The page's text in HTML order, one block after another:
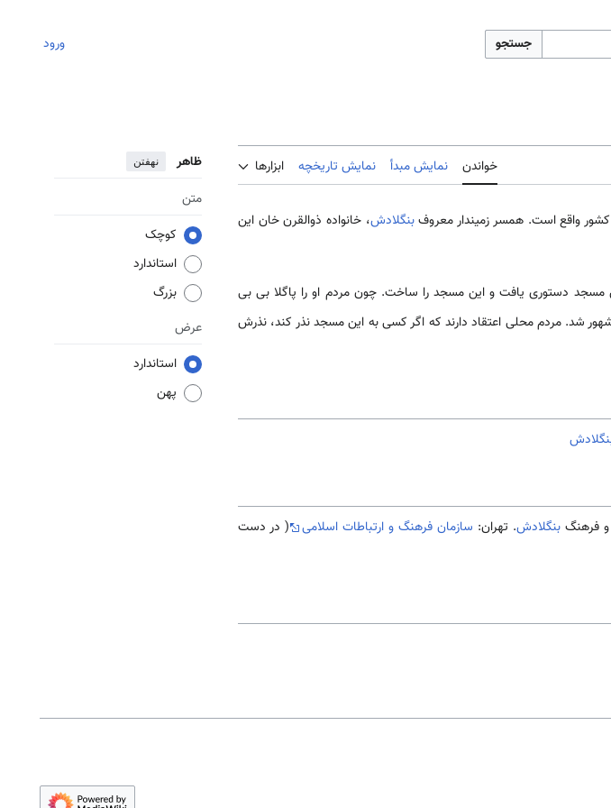
جستجو ورود
خواندن نمایش مبدأ نمایش تاریخچه ابزارها ظاهر نهفتن
متن
کوچک
استاندارد
بزرگ
عرض
استاندارد
پهن
واقع است. همسر زمیندار معروفبنگلادش، خانواده ذوالقرن خان این
مسجد دستوری یافت و این مسجد را ساخت. چون مردم او را پاگلا بی بی
شد. مردم محلی اعتقاد دارند که اگر کسی به این مسجد نذر کند، نذرش
بنگلادش. تهران: سازمان فرهنگ و ارتباطات اسلامی
( در دست